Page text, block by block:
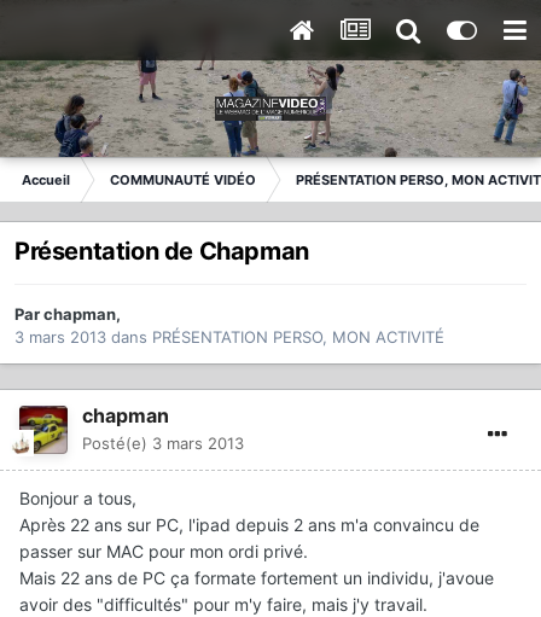
Accueil COMMUNAUTÉ VIDÉO PRÉSENTATION PERSO, MON
Présentation de Chapman
Parchapman,
3 mars 2013 dans PRÉSENTATION PERSO, MON ACTIVITÉ
chapman
Posté(e) 3 mars 2013
Bonjour a tous,
Après 22 ans sur PC, l'ipad depuis 2 ans m'a convaincu de
passer sur MAC pour mon ordi privé.
Mais 22 ans de PC ça formate fortement un individu, j'avoue
avoir des "difficultés" pour m'y faire, mais j'y travail.